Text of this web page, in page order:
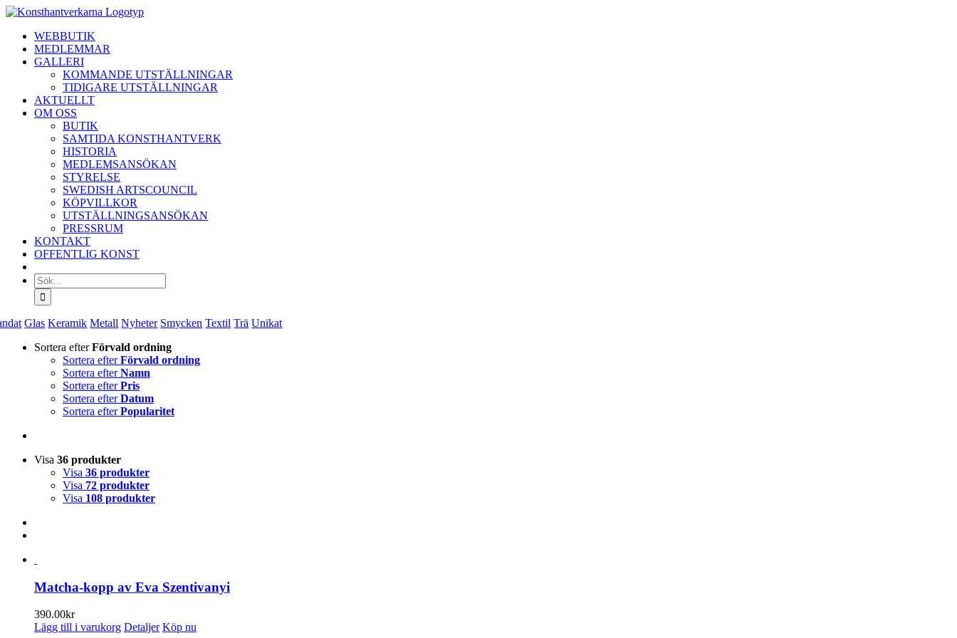
Fortsätt
innehålletWEBBUTIK
MEDLEMMAR
GALLERI
KOMMANDE UTSTÄLLNINGAR
TIDIGARE UTSTÄLLNINGAR
AKTUELLT
OM OSS
BUTIK
SAMTIDA KONSTHANTVERK
HISTORIA
MEDLEMSANSÖKAN
STYRELSE
SWEDISH ARTSCOUNCIL
KÖPVILLKOR
UTSTÄLLNINGSANSÖKAN
PRESSRUM
KONTAKT
OFFENTLIG KONST
Sök
efter:
Glas Keramik Metall Nyheter Smycken Textil Trä Unikat
Sortera efterFörvald ordning
Sortera efterFörvald ordning
Sortera efterNamn
Sortera efterPris
Sortera efterDatum
Sortera efterPopularitet
Visa 36 produkter
Visa 36 produkter
Visa 72 produkter
Visa 108 produkter
Matcha-kopp av Eva Szentivanyi
390.00kr
Lägg till i varukorg Detaljer Köp nu